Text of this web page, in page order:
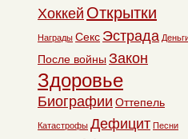
Хоккей Открытки
Награды Секс Эстрада
После войны Закон
Здоровье
Биографии Оттепель
Катастрофы Дефицит Песни